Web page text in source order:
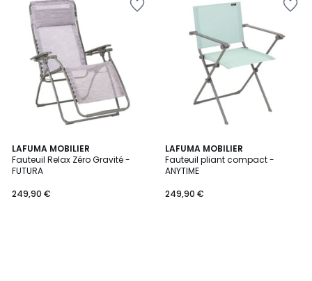
LAFUMA MOBILIER
Fauteuil Relax Zéro Gravité -
FUTURA
249,90 €
LAFUMA MOBILIER
Fauteuil pliant compact -
ANYTIME
249,90 €